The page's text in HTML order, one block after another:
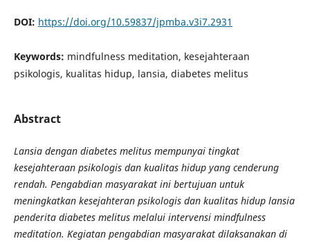
DOI: https://doi.org/10.59837/jpmba.v3i7.2931
Keywords: mindfulness meditation, kesejahteraan
psikologis, kualitas hidup, lansia, diabetes melitus
Abstract
Lansia dengan diabetes melitus mempunyai tingkat
kesejahteraan psikologis dan kualitas hidup yang cenderung
rendah. Pengabdian masyarakat ini bertujuan untuk
meningkatkan kesejahteran psikologis dan kualitas hidup lansia
penderita diabetes melitus melalui intervensi mindfulness
meditation. Kegiatan pengabdian masyarakat dilaksanakan di